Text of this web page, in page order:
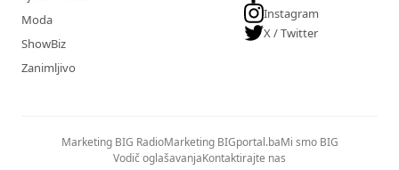
Moda
ShowBiz
Zanimljivo
Instagram
X / Twitter
Marketing BIG RadioMarketing BIGportal.baMi smo BIG
Vodič oglašavanjaKontaktirajte nas